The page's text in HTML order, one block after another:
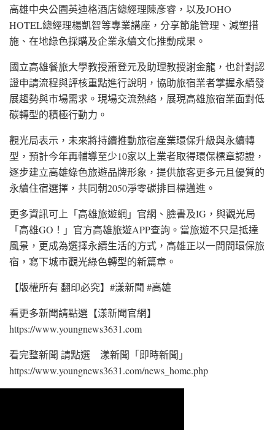
高雄中央公園英迪格酒店總經理陳彥睿，以及JOHO
HOTEL總經理楊凱智等專業講座，分享節能管理、減塑措
施、在地綠色採購及企業永續文化推動成果。
國立高雄餐旅大學教授蕭登元及助理教授謝金龍，也針對認
證申請流程與評核重點進行說明，協助旅宿業者掌握永續發
展趨勢與市場需求。現場交流熱絡，展現高雄旅宿業面對低
碳轉型的積極行動力。
觀光局表示，未來將持續推動旅宿產業環保升級與永續轉
型，預計今年再輔導至少10家以上業者取得環保標章認證，
逐步建立高雄綠色旅遊品牌形象，提供旅客更多元且優質的
永續住宿選擇，共同朝2050淨零碳排目標邁進。
更多資訊可上「高雄旅遊網」官網、臉書及IG，與觀光局
「高雄GO！」官方高雄旅遊APP查詢。當旅遊不只是抵達
風景，更成為選擇永續生活的方式，高雄正以一間間環保旅
宿，寫下城市觀光綠色轉型的新篇章。
【版權所有 翻印必究】#漾新聞 #高雄
看更多新聞請點選【漾新聞官網】
https://www.youngnews3631.com⁠
看完整新聞 請點選 漾新聞「即時新聞」
https://www.youngnews3631.com/news_home.php⁠